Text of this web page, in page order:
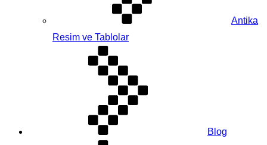
Antika
Resim ve Tablolar
Blog